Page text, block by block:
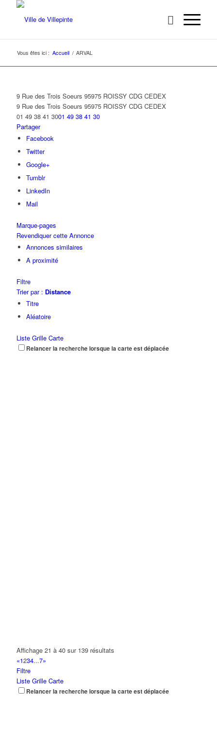
Vous êtes ici : Accueil / ARVAL
9 Rue des Trois Soeurs 95975 ROISSY CDG CEDEX
9 Rue des Trois Soeurs 95975 ROISSY CDG CEDEX
01 49 38 41 3001 49 38 41 30
Partager
Facebook
Twitter
Google+
Tumblr
LinkedIn
Mail
Marque-pages
Revendiquer cette Annonce
Annonces similaires
A proximité
Filtre
Trier par : Distance
Titre
Aléatoire
Liste Grille Carte
Relancer la recherche lorsque la carte est déplacée
Affichage 21 à 40 sur 139 résultats
«1234...7»
Filtre
Liste Grille Carte
Relancer la recherche lorsque la carte est déplacée